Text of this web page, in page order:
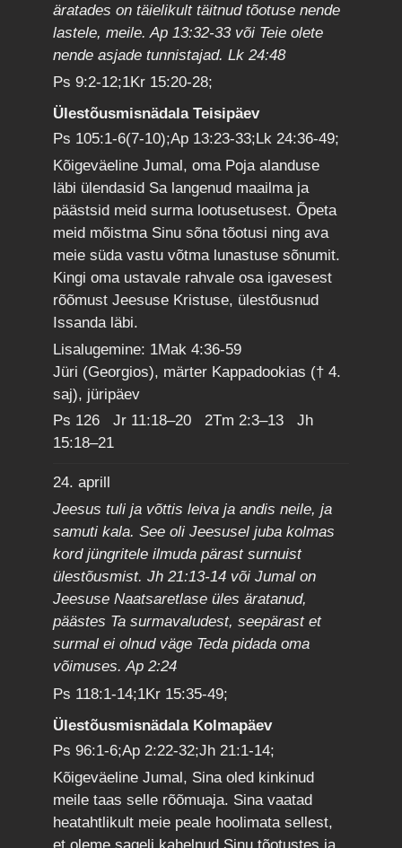
äratades on täielikult täitnud tõotuse nende
lastele, meile. Ap 13:32-33 või Teie olete
nende asjade tunnistajad. Lk 24:48
Ps 9:2-12;1Kr 15:20-28;
Ülestõusmisnädala Teisipäev
Ps 105:1-6(7-10);Ap 13:23-33;Lk 24:36-49;
Kõigeväeline Jumal, oma Poja alanduse
läbi ülendasid Sa langenud maailma ja
päästsid meid surma lootusetusest. Õpeta
meid mõistma Sinu sõna tõotusi ning ava
meie süda vastu võtma lunastuse sõnumit.
Kingi oma ustavale rahvale osa igavesest
rõõmust Jeesuse Kristuse, ülestõusnud
Issanda läbi.
Lisalugemine: 1Mak 4:36-59
Jüri (Georgios), märter Kappadookias († 4.
saj), jüripäev
Ps 126 Jr 11:18–20 2Tm 2:3–13 Jh
15:18–21
24. aprill
Jeesus tuli ja võttis leiva ja andis neile, ja
samuti kala. See oli Jeesusel juba kolmas
kord jüngritele ilmuda pärast surnuist
ülestõusmist. Jh 21:13-14 või Jumal on
Jeesuse Naatsaretlase üles äratanud,
päästes Ta surmavaludest, seepärast et
surmal ei olnud väge Teda pidada oma
võimuses. Ap 2:24
Ps 118:1-14;1Kr 15:35-49;
Ülestõusmisnädala Kolmapäev
Ps 96:1-6;Ap 2:22-32;Jh 21:1-14;
Kõigeväeline Jumal, Sina oled kinkinud
meile taas selle rõõmuaja. Sina vaatad
heatahtlikult meie peale hoolimata sellest,